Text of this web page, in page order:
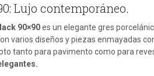
Lujo contemporáneo.
90×90es un elegante gres
varios diseños y piezas enmayadas
tanto para pavimento como para